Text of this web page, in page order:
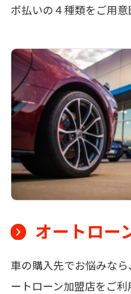
ボ払いの４種類をご用意
オートロー
車の購入先でお悩みな
ートローン加盟店をご利